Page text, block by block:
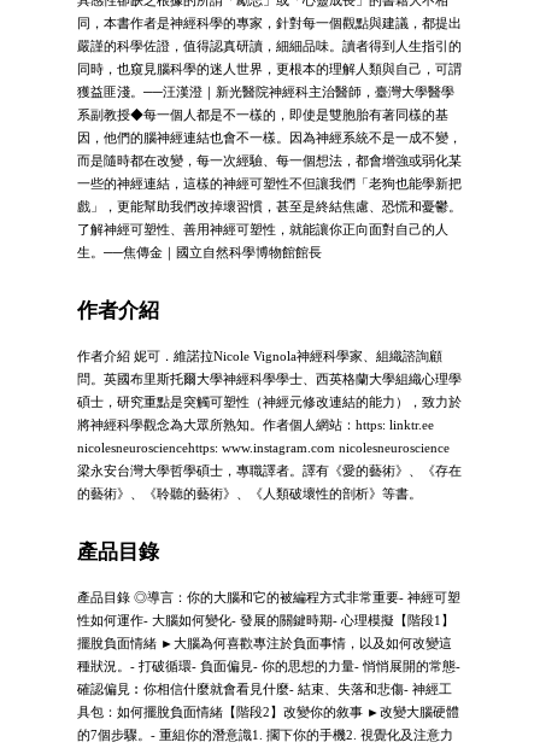
同，本書作者是神經科學的專家，針對每一個觀點與建議，都提出
嚴謹的科學佐證，值得認真研讀，細細品味。讀者得到人生指引的
同時，也窺見腦科學的迷人世界，更根本的理解人類與自己，可謂
獲益匪淺。──汪漢澄｜新光醫院神經科主治醫師，臺灣大學醫學
系副教授◆每一個人都是不一樣的，即使是雙胞胎有著同樣的基
因，他們的腦神經連結也會不一樣。因為神經系統不是一成不變，
而是隨時都在改變，每一次經驗、每一個想法，都會增強或弱化某
一些的神經連結，這樣的神經可塑性不但讓我們「老狗也能學新把
戲」，更能幫助我們改掉壞習慣，甚至是終結焦慮、恐慌和憂鬱。
了解神經可塑性、善用神經可塑性，就能讓你正向面對自己的人
生。──焦傳金｜國立自然科學博物館館長
作者介紹
作者介紹 妮可．維諾拉Nicole Vignola神經科學家、組織諮詢顧
問。英國布里斯托爾大學神經科學學士、西英格蘭大學組織心理學
碩士，研究重點是突觸可塑性（神經元修改連結的能力），致力於
將神經科學觀念為大眾所熟知。作者個人網站：https: linktr.ee
nicolesneurosciencehttps: www.instagram.com nicolesneuroscience
梁永安台灣大學哲學碩士，專職譯者。譯有《愛的藝術》、《存在
的藝術》、《聆聽的藝術》、《人類破壞性的剖析》等書。
產品目錄
產品目錄 ◎導言：你的大腦和它的被編程方式非常重要- 神經可塑
性如何運作- 大腦如何變化- 發展的關鍵時期- 心理模擬【階段1】
擺脫負面情緒 ►大腦為何喜歡專注於負面事情，以及如何改變這
種狀況。- 打破循環- 負面偏見- 你的思想的力量- 悄悄展開的常態-
確認偏見︰你相信什麼就會看見什麼- 結束、失落和悲傷- 神經工
具包：如何擺脫負面情緒【階段2】改變你的敘事 ►改變大腦硬體
的7個步驟。- 重組你的潛意識1. 擱下你的手機2. 視覺化及注意力